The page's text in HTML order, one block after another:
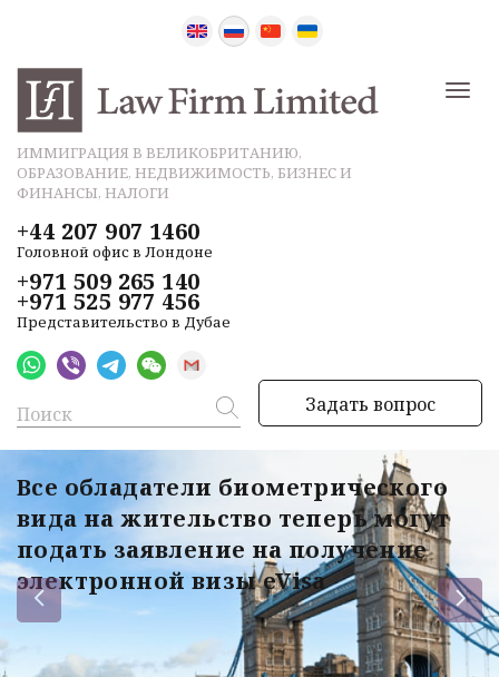
ИММИГРАЦИЯ В ВЕЛИКОБРИТАНИЮ,
ОБРАЗОВАНИЕ, НЕДВИЖИМОСТЬ, БИЗНЕС И
ФИНАНСЫ, НАЛОГИ
+44 207 907 1460
Головной офис в Лондоне
+971 509 265 140
+971 525 977 456
Представительство в Дубае
Задать вопрос
Все обладатели биометрического
вида на жительство теперь могут
подать заявление на получение
электронной визы eVisa